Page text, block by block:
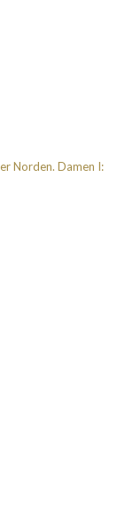
Norden. Damen I: